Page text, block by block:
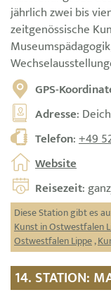
jährlich zwei bis
zeitgenössische
GPS-
Adresse:
Telefon:+49
Website
Reisezeit:
Diese Station gibt es
Kunst in Ostwestfalen
Ostwestfalen Lippe,
14. STATION: